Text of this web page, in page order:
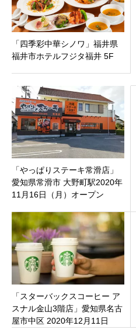
「四季彩中華シノワ」福井県
福井市ホテルフジタ福井 5F
「やっぱりステーキ常滑店」
愛知県常滑市 大野町駅2020年
11月16日（月）オープン
「スターバックスコーヒー ア
スナル金山3階店」愛知県名古
屋市中区 2020年12月11日